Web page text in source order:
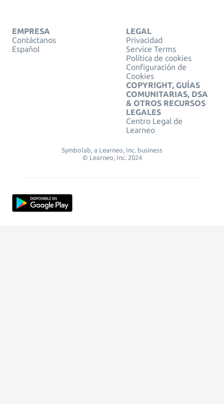
EMPRESA
Contáctanos
Español
LEGAL
Privacidad
Service Terms
Política de cookies
Configuración de
Cookies
COPYRIGHT, GUÍAS
COMUNITARIAS, DSA
& OTROS RECURSOS
LEGALES
Centro Legal de
Learneo
Symbolab, a Learneo, Inc. business
© Learneo, Inc. 2024